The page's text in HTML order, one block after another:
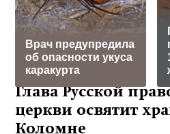
Врач предупредила
об опасности укуса
каракурта
Глава Русской
церкви освятит
Коломне